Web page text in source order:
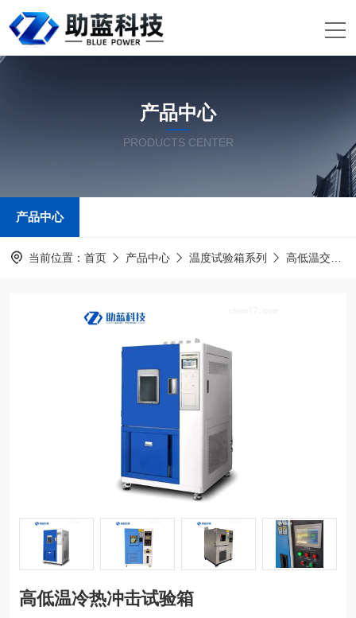
产品中心
PRODUCTS CENTER
产品中心
当前位置： 首页 产品中心 温度试验箱系列 高低温交变湿热试验箱
高低温冷热冲击试验箱